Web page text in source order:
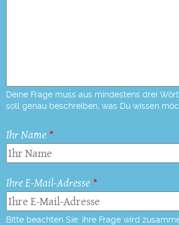
Deine Frage muss aus mindestens drei
soll genau beschreiben, was Du wissen
Ihr Name
Ihre E-Mail-Adresse
Bitte beachten Sie: Ihre Frage wird